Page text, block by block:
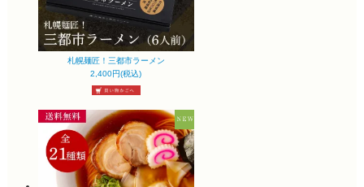
札幌麺匠！三都市ラーメン
2,400円(税込)